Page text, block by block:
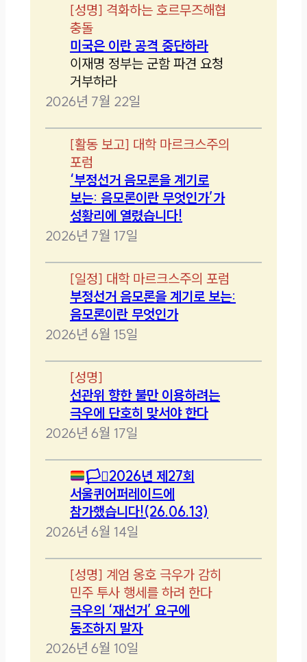
[성명] 격화하는 호르무즈해협
충돌
미국은 이란 공격 중단하라
이재명 정부는 군함 파견 요청
거부하라
2026년 7월 22일
[활동 보고] 대학 마르크스주의
포럼
‘부정선거 음모론을 계기로
보는: 음모론이란 무엇인가’가
성황리에 열렸습니다!
2026년 7월 17일
[일정] 대학 마르크스주의 포럼
부정선거 음모론을 계기로 보는:
음모론이란 무엇인가
2026년 6월 15일
[성명]
선관위 향한 불만 이용하려는
극우에 단호히 맞서야 한다
2026년 6월 17일
🏳️‍⚧️2026년 제27회
서울퀴어퍼레이드에
참가했습니다!(26.06.13)
2026년 6월 14일
[성명] 계엄 옹호 극우가 감히
민주 투사 행세를 하려 한다
극우의 ‘재선거’ 요구에
동조하지 말자
2026년 6월 10일